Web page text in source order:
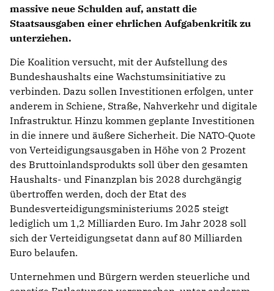
massive neue Schulden auf, anstatt die
Staatsausgaben einer ehrlichen Aufgabenkritik zu
unterziehen.
Die Koalition versucht, mit der Aufstellung des
Bundeshaushalts eine Wachstumsinitiative zu
verbinden. Dazu sollen Investitionen erfolgen, unter
anderem in Schiene, Straße, Nahverkehr und digitale
Infrastruktur. Hinzu kommen geplante Investitionen
in die innere und äußere Sicherheit. Die NATO-Quote
von Verteidigungsausgaben in Höhe von 2 Prozent
des Bruttoinlandsprodukts soll über den gesamten
Haushalts- und Finanzplan bis 2028 durchgängig
übertroffen werden, doch der Etat des
Bundesverteidigungsministeriums 2025 steigt
lediglich um 1,2 Milliarden Euro. Im Jahr 2028 soll
sich der Verteidigungsetat dann auf 80 Milliarden
Euro belaufen.
Unternehmen und Bürgern werden steuerliche und